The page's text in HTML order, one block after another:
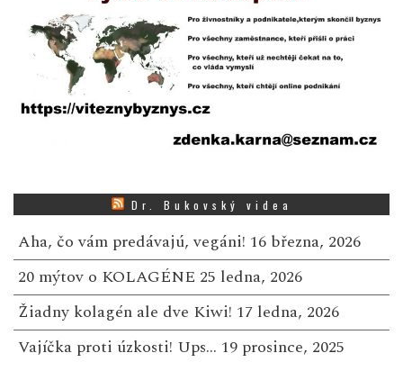
Dr. Bukovský videa
Aha, čo vám predávajú, vegáni! 16 března, 2026
20 mýtov o KOLAGÉNE 25 ledna, 2026
Žiadny kolagén ale dve Kiwi! 17 ledna, 2026
Vajíčka proti úzkosti! Ups… 19 prosince, 2025